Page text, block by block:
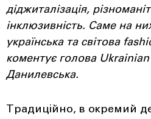
діджиталізація,
інклюзивність. Саме на
українська та світова
коментує голова
Данилевська.
Традиційно, в окремий